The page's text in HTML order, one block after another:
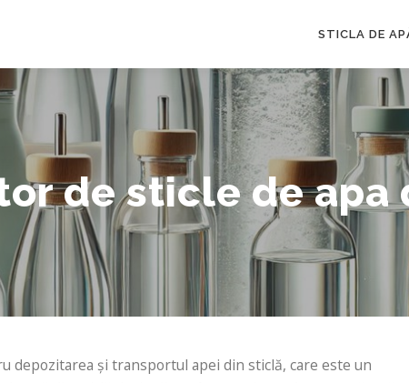
STICLA DE
de sticle de apa
depozitarea și transportul apei din sticlă, care este un